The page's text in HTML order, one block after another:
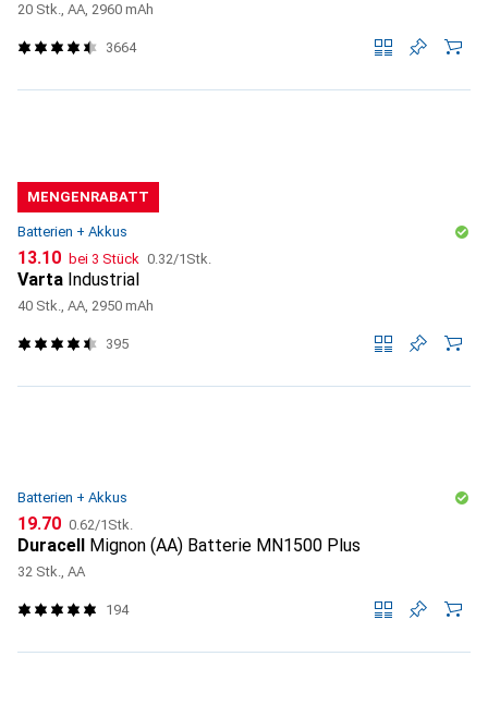
20 Stk., AA, 2960 mAh
3664
MENGENRABATT
Batterien + Akkus
CHF
13.10 bei 3 Stück CHF
0.32/1Stk.
Varta Industrial
40 Stk., AA, 2950 mAh
395
Batterien + Akkus
CHF
19.70 CHF
0.62/1Stk.
Duracell Mignon (AA) Batterie MN1500 Plus
32 Stk., AA
194